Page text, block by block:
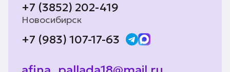
+7 (3852) 202-419
Новосибирск
+7 (983) 107-17-63